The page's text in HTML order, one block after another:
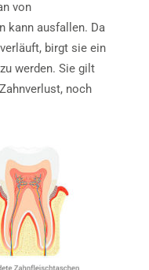
von
kann ausfallen. Da
birgt sie ein
werden. Sie gilt
noch